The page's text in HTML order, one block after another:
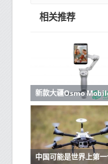
相关推荐